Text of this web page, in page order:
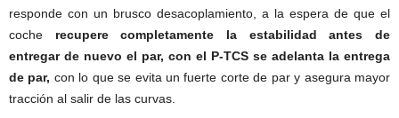
responde con un brusco desacoplamiento, a la espera de que el
coche recupere completamente la estabilidad antes de
entregar de nuevo el par, con el P-TCS se adelanta la entrega
de par, con lo que se evita un fuerte corte de par y asegura mayor
tracción al salir de las curvas.